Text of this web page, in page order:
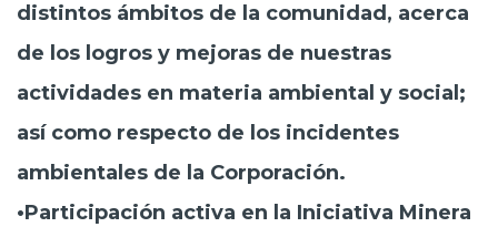
distintos ámbitos de la comunidad, acerca
de los logros y mejoras de nuestras
actividades en materia ambiental y social;
así como respecto de los incidentes
ambientales de la Corporación.
•Participación activa en la Iniciativa Minera